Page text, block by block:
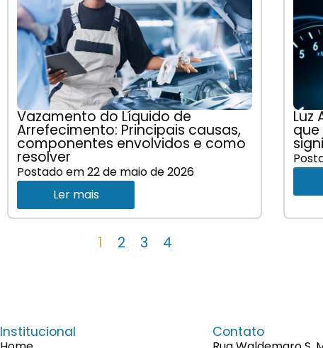
Vazamento do Líquido de
Arrefecimento: Principais causas,
componentes envolvidos e como
resolver
Postado em22 de maio de 2026
Ler mais
Luz
1 2 3 4
Institucional Contato